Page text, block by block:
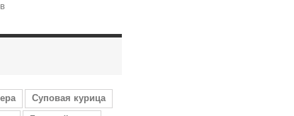
Суповая курица